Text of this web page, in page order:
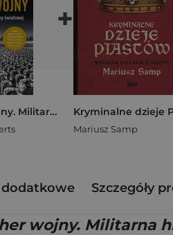
Wicher wojny. Militarna historia II wojny światowej
+
Mariusz Samp
dodatkowe Szczegóły
wojny. Militarna